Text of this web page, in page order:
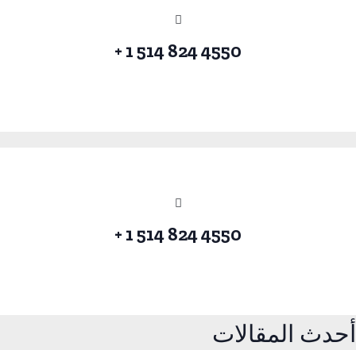
4550 824 514 1 +
4550 824 514 1 +
أحدث المقالات